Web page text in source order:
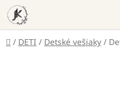
Prejsť
na
obsah
Domov
/ DETI / Detské vešiaky /